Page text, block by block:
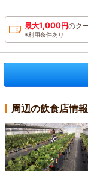
最大1,000円のク
※利用条件あり
周辺の飲食店情報